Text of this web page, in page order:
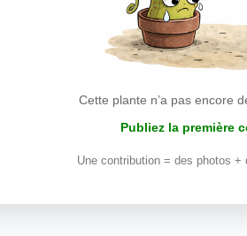
Cette plante n’a pas encore
Publiez la première
Une contribution = des photos